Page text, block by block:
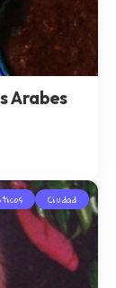
Arabes
Ciudad